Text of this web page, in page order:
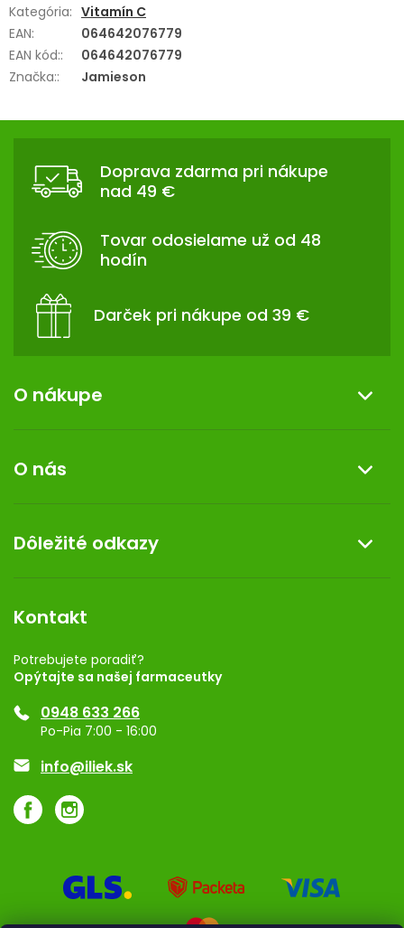
Kategória: Vitamín C
EAN:
064642076779
EAN kód::
064642076779
Značka:: Jamieson
Z
Doprava zdarma pri nákupe
nad 49 €
Tovar odosielame už od 48
hodín
Darček pri nákupe od 39 €
O nákupe
Reklamácia a vrátenie tovaru
Doprava a platba
Darček k nákupu
O nás
Kontakt
Dermocentrum
Dôležité odkazy
Rozhodnutie na prevádzku
Registrácia
Ponuka pre firmy
Značky
Kontakt
Potrebujete poradiť?
Opýtajte sa našej farmaceutky
0948 633 266
Po-Pia 7:00 - 16:00
info@iliek.sk